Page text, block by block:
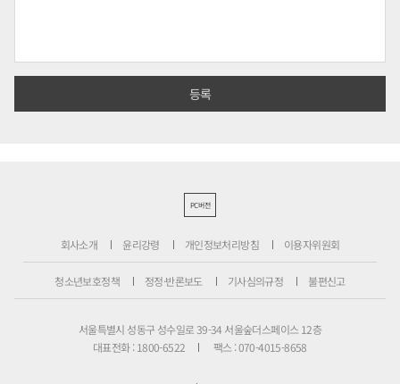
PC버전
회사소개 윤리강령 개인정보처리방침 이용자위원회
청소년보호정책 정정·반론보도 기사심의규정 불편신고
서울특별시 성동구 성수일로 39-34 서울숲더스페이스 12층
대표전화 : 1800-6522
팩스 : 070-4015-8658